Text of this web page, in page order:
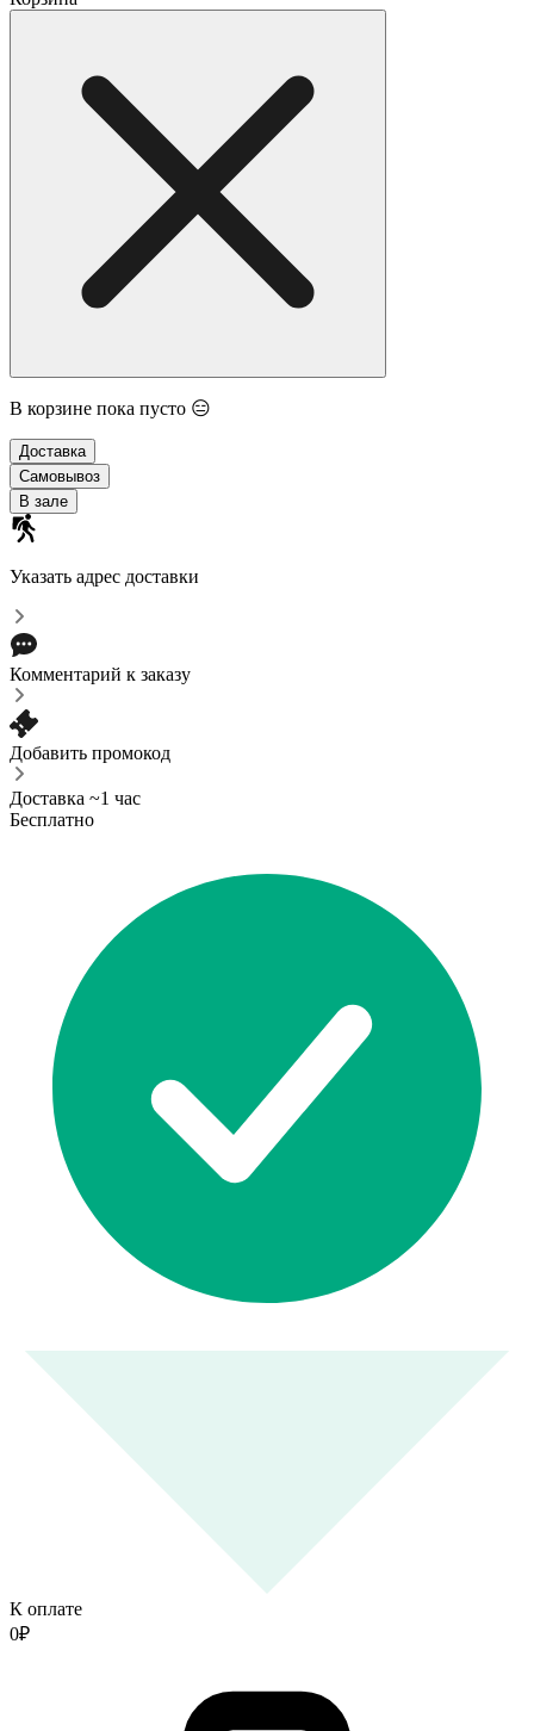
В корзине пока пусто 😑
Доставка
Самовывоз
В зале
Указать адрес доставки
Комментарий к заказу
Добавить промокод
Доставка ~1 час
Бесплатно
К оплате
0₽